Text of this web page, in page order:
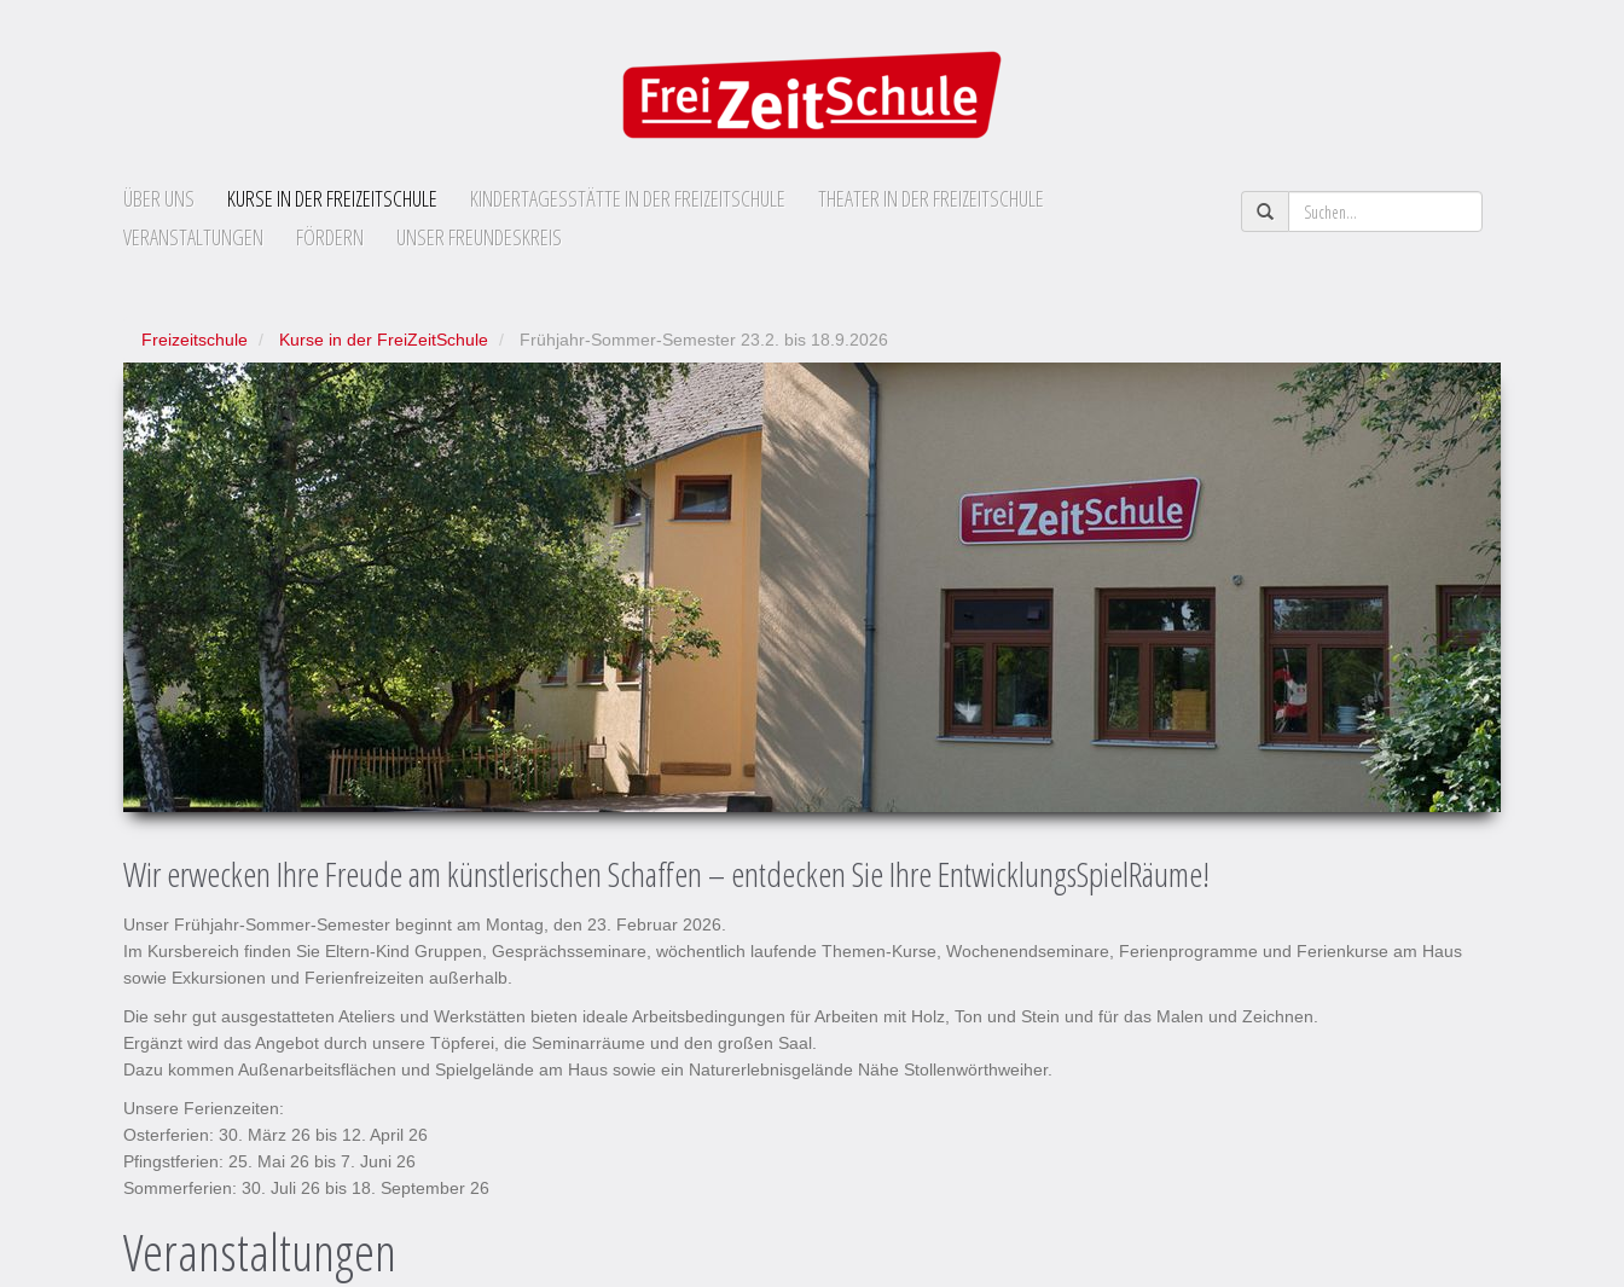
ÜBER UNS KURSE IN DER FREIZEITSCHULE KINDERTAGESSTÄTTE IN DER FREIZEITSCHULE
THEATER IN DER FREIZEITSCHULE
VERANSTALTUNGEN
FÖRDERN UNSER FREUNDESKREIS
Freizeitschule Kurse in der FreiZeitSchule Frühjahr-Sommer-Semester 23.2. bis 18.9.2026
Wir erwecken Ihre Freude am künstlerischen Schaffen – entdecken Sie Ihre EntwicklungsSpielRäume!
Unser Frühjahr-Sommer-Semester beginnt am Montag, den 23. Februar 2026.
Im Kursbereich finden Sie Eltern-Kind Gruppen, Gesprächsseminare, wöchentlich laufende Themen-Kurse, Wochenendseminare, Ferienprogramme und Ferienkurse am Haus
sowie Exkursionen und Ferienfreizeiten außerhalb.
Die sehr gut ausgestatteten Ateliers und Werkstätten bieten ideale Arbeitsbedingungen für Arbeiten mit Holz, Ton und Stein und für das Malen und Zeichnen.
Ergänzt wird das Angebot durch unsere Töpferei, die Seminarräume und den großen Saal.
Dazu kommen Außenarbeitsflächen und Spielgelände am Haus sowie ein Naturerlebnisgelände Nähe Stollenwörthweiher.
Unsere Ferienzeiten:
Osterferien: 30. März 26 bis 12. April 26
Pfingstferien: 25. Mai 26 bis 7. Juni 26
Sommerferien: 30. Juli 26 bis 18. September 26
Veranstaltungen